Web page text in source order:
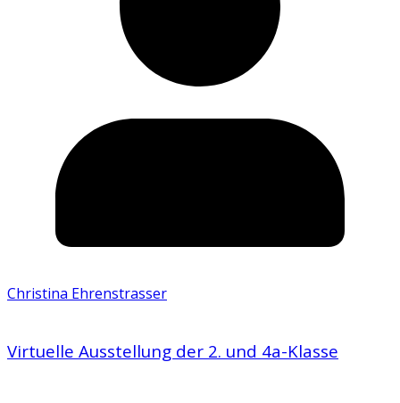
Christina Ehrenstrasser
Virtuelle Ausstellung der 2. und 4a-Klasse